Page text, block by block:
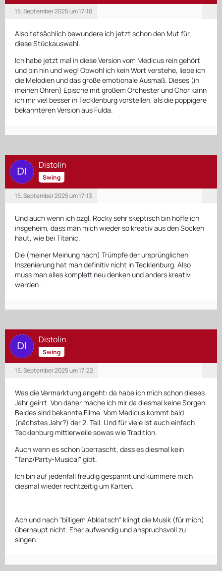
hatte - da ist die spanische Version viel genauer,
detailreicher & mit dem Stoff identischer umgegangen
Würde mich hier also auch sehr z.B. auf „Die Säulen der
Da sieht man wie viele tolle Musicals es gibt die gar nicht
teuer „eingekauft“ werden müssten um sie hier in
Deutschland zu zeigen und kaum jemand tut es
15. September 2025 um 17:10
Also tatsächlich bewundere ich jetzt schon den Mut für
diese Stückauswahl.
Ich habe jetzt mal in diese Version vom Medicus rein gehört
und bin hin und weg! Obwohl ich kein Wort verstehe, liebe ich
die Melodien und das große emotionale Ausmaß. Dieses (in
meinen Ohren) Epische mit großem Orchester und Chor kann
ich mir viel besser in Tecklenburg vorstellen, als die poppigere
bekannteren Version aus Fulda.
Distolin
Swing
15. September 2025 um 17:13
Und auch wenn ich bzgl. Rocky sehr skeptisch bin hoffe ich
insgeheim, dass man mich wieder so kreativ aus den Socken
haut, wie bei Titanic.
Die (meiner Meinung nach) Trümpfe der ursprünglichen
Inszenierung hat man definitiv nicht in Tecklenburg. Also
muss man alles komplett neu denken und anders kreativ
werden .
Distolin
Swing
15. September 2025 um 17:22
Was die Vermarktung angeht: da habe ich mich schon dieses
Jahr geirrt. Von daher mache ich mir da diesmal keine Sorgen.
Beides sind bekannte Filme. Vom Medicus kommt bald
(nächstes Jahr?) der 2. Teil. Und für viele ist auch einfach
Tecklenburg mittlerweile sowas wie Tradition.
Auch wenn es schon überrascht, dass es diesmal kein
"Tanz/Party-Musical" gibt.
Ich bin auf jedenfall freudig gespannt und kümmere mich
diesmal wieder rechtzeitig um Karten.
Ach und nach "billigem Abklatsch" klingt die Musik (für mich)
überhaupt nicht. Eher aufwendig und anspruchsvoll zu
singen.